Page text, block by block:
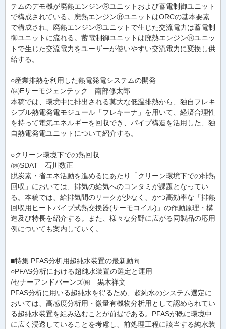
テムのデモ機が廃熱エンジンⓇユニットおよび蓄電制御ユニット
で構成されている。廃熱エンジンⓇユニットはORCの基本要素
で構成され、廃熱エンジンⓇユニットで生じた交流電力は蓄電制
御ユニットに流れる。蓄電制御ユニットは廃熱エンジンⓇユニッ
トで生じた交流電力をユーザーが使いやすい交流電力に変換し供
給する。
○産業排熱を利用した熱電発電システムの開発
/㈱Eサーモジェンテック 南部修太郎
本稿では、環境中に排出される莫大な低温排熱から、独自フレキ
シブル熱電発電モジュール「フレキーナ」を用いて、経済合理性
を持って電気エネルギーを回収でき、パイプ構造を活用した、独
自熱電発電ユニットについて紹介する。
○クリーン環境下での熱回収
/㈱SDAT 石川数正
脱炭素・省エネ活動を進めるにあたり「クリーン環境下での排熱
回収」においては、排気の給気へのコンタミが課題となってい
る。本稿では、給排気間のリークが少なく、かつ高効率な「排熱
回収用ヒートパイプ式熱交換器(サーモコイル)」の作動原理・構
造及び特長を紹介する。また、様々な分野に広がる同製品の応用
例についても案内していく。
■特集:PFAS分析用超純水装置の最新動向
○PFAS分析における超純水装置の選定と運用
/セナーアンドバーンズ㈱ 黒木祥文
PFAS分析に用いる超純水を得るため、超純水のシステム選定に
おいては、高感度分析用・微量有機物分析用として認められてい
る超純水装置を組み込むことが前提である。PFASが既に環境中
に広く浸透していることを考慮し、前処理工程に該当する純水装